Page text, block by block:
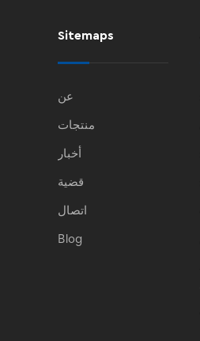
Sitemaps
عن
منتجات
أخبار
قضية
اتصال
Blog